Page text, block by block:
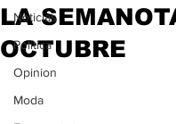
Noticias
Política
Opinion
Moda
LA
OCTUBRE